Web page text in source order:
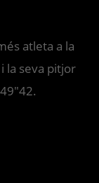
atleta a la
la seva pitjor